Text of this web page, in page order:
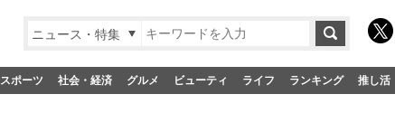
ニュース・特集
スポーツ 社会・経済 グルメ ビューティ ライフ ランキング 推し活